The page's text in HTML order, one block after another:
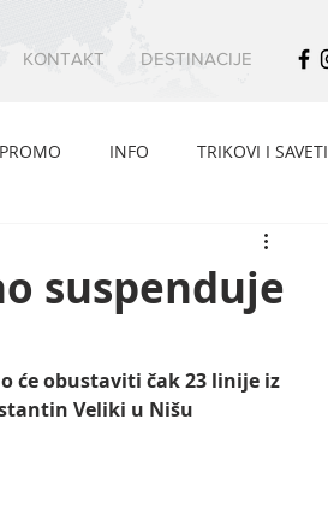
KONTAKT DESTINACIJE
PROMO INFO TRIKOVI I SAVETI
suspenduje
će obustaviti čak 23 linije iz
Veliki u Nišu